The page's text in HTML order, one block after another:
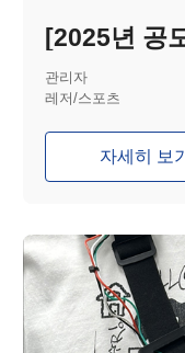
관리자
레저/스포츠
자세히 보기